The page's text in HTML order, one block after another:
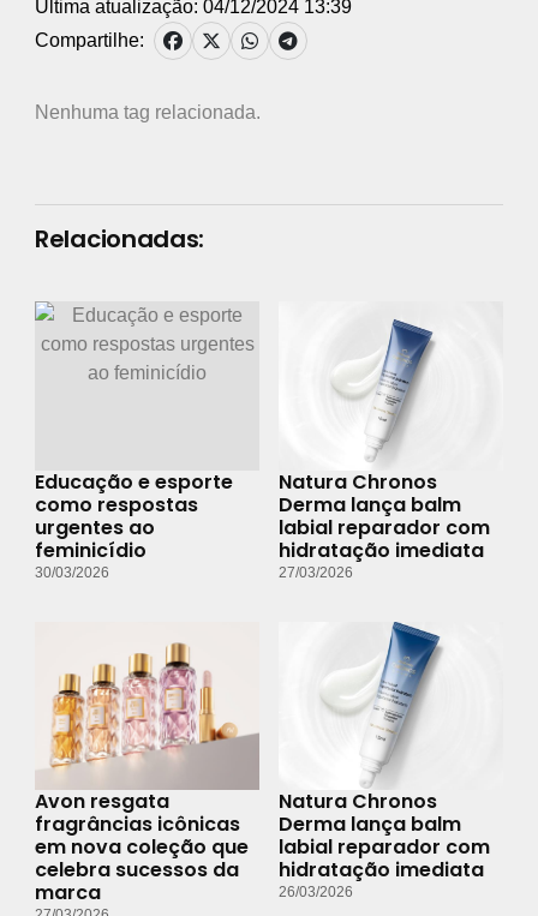
Última atualização: 04/12/2024 13:39
Compartilhe:
Nenhuma tag relacionada.
Relacionadas:
Educação e esporte
como respostas
urgentes ao
feminicídio
30/03/2026
Natura Chronos
Derma lança balm
labial reparador com
hidratação imediata
27/03/2026
Avon resgata
fragrâncias icônicas
em nova coleção que
celebra sucessos da
marca
Natura Chronos
Derma lança balm
labial reparador com
hidratação imediata
26/03/2026